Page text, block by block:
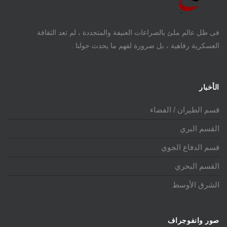
فى ظل عالم ملئ بالصراعات العنيفة والمتجددة ، لم تعد الثقافة
العسكرية رفاهية ، بل ضرورة لفهم ما يحدث حولنا .
الأخبار
قسم الطيران / الفضاء
القسم البري
قسم الدفاع الجوي
القسم البحري
الشرق الأوسط
صور وانفوجراف